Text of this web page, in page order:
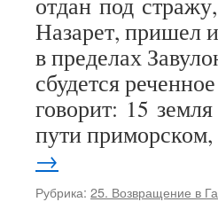
Назарет, пришел
в пределах
сбудется
говорит: 15
пути
→
Рубрика: 25. Возвращение в